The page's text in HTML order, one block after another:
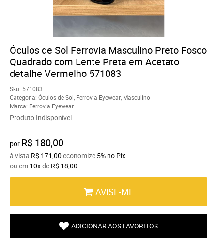
Óculos de Sol Ferrovia Masculino Preto Fosco
Quadrado com Lente Preta em Acetato
detalhe Vermelho 571083
Sku: 571083
Categoria: Óculos de Sol Ferrovia Eyewear Masculino
Marca: Ferrovia Eyewear
Produto Indisponível
por R$ 180,00
à vista R$ 171,00 economize 5% no Pix
ou em 10xde R$ 18,00
AVISE-ME
ADICIONAR AOS FAVORITOS